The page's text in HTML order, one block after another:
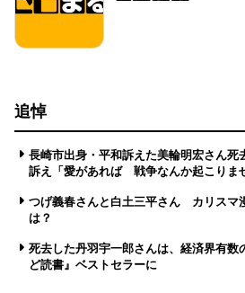
追悼
長崎市出身・平和訴えた美輪明宏さん
訴え「愛があれば 戦争なんか起こりま
つげ義春さんと白土三平さん カリスマ
は？
死去した丹羽宇一郎さんは、経済界有
ど読書』ベストセラーに